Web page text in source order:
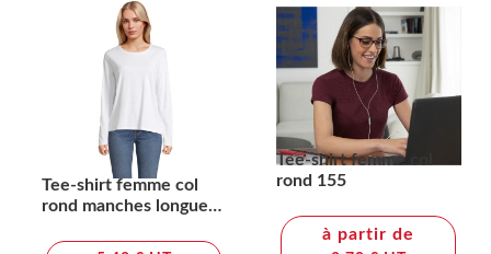
Tee-shirt femme col
rond manches longues -
Tee-shirt femme col
rond 155
à partir de